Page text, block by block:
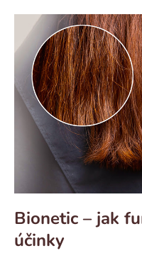
Bionetic – jak
účinky